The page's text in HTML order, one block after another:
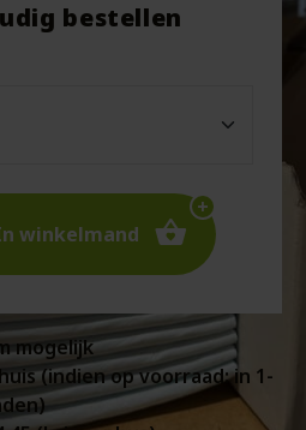
bestellen
winkelmand
mogelijk
(indien op voorraad: in 1-